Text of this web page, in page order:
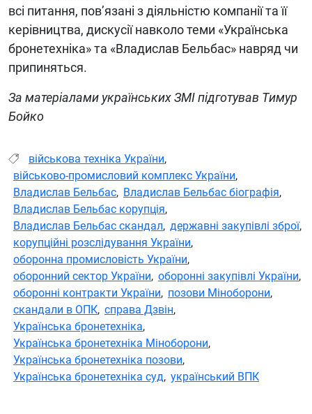
всі питання, пов’язані з діяльністю компанії та її
керівництва, дискусії навколо теми «Українська
бронетехніка» та «Владислав Бельбас» навряд чи
припиняться.
За матеріалами українських ЗМІ підготував Тимур
Бойко
військова техніка України,
військово-промисловий комплекс України,
Владислав Бельбас, Владислав Бельбас біографія,
Владислав Бельбас корупція,
Владислав Бельбас скандал, державні закупівлі зброї,
корупційні розслідування України,
оборонна промисловість України,
оборонний сектор України, оборонні закупівлі України,
оборонні контракти України, позови Міноборони,
скандали в ОПК, справа Дзвін,
Українська бронетехніка,
Українська бронетехніка Міноборони,
Українська бронетехніка позови,
Українська бронетехніка суд, український ВПК